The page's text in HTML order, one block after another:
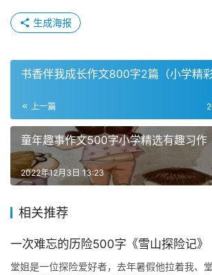
生成海报
书香伴我成长作文800字2篇（小学精彩
上一篇
童年趣事作文500字小学精选有趣习作
2022年12月3日 13:23
相关推荐
一次难忘的历险500字《雪山探险记》
堂姐是一位探险爱好者，去年暑假他拉着我、